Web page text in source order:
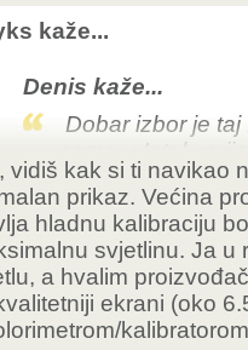
kaže...
Denis kaže...
Dobar izbor je
samo u Intel
preko eKupi?
davali su i
naknadno).
Tocno taj i tocno ta
Ono sto me uzasno
vidiš kak si ti navikao
prikaz. Većina
hladnu kalibraciju
svjetlinu. Ja u
a hvalim
ekrani (oko